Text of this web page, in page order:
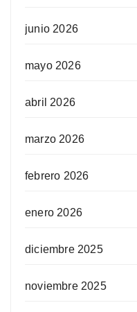
junio 2026
mayo 2026
abril 2026
marzo 2026
febrero 2026
enero 2026
diciembre 2025
noviembre 2025